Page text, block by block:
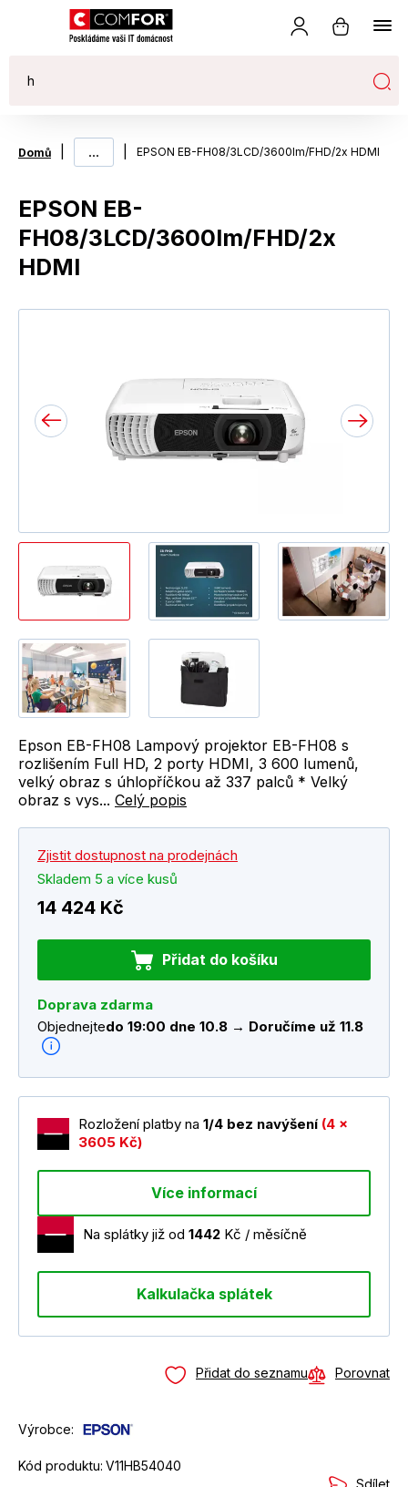
Domů ... EPSON EB-FH08/3LCD/3600lm/FHD/2x HDMI
EPSON EB-
FH08/3LCD/3600lm/FHD/2x
HDMI
Epson EB-FH08 Lampový projektor EB-FH08 s
rozlišením Full HD, 2 porty HDMI, 3 600 lumenů,
velký obraz s úhlopříčkou až 337 palců * Velký
obraz s vys... Celý popis
Zjistit dostupnost na prodejnách
Skladem 5 a více kusů
14 424 Kč
Přidat do košíku
Doprava zdarma
Objednejtedo 19:00 dne 10.8 → Doručíme už 11.8
Rozložení platby na 1/4 bez navýšení (4 x
3605 Kč)
Více informací
Na splátky již od 1442 Kč / měsíčně
Kalkulačka splátek
Přidat do seznamu Porovnat
Výrobce:
Kód produktu: V11HB54040
Sdílet